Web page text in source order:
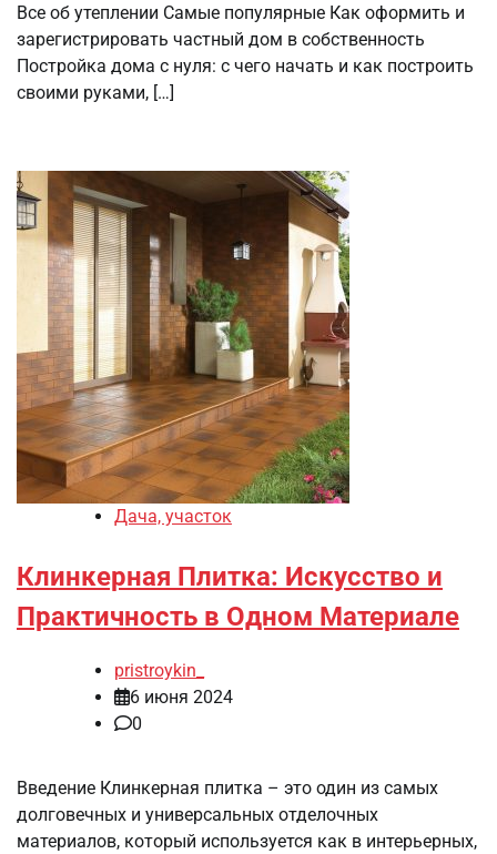
Все об утеплении Самые популярные Как оформить и
зарегистрировать частный дом в собственность
Постройка дома с нуля: с чего начать и как построить
своими руками, […]
Дача, участок
Клинкерная Плитка: Искусство и
Практичность в Одном Материале
pristroykin_
6 июня 2024
0
Введение Клинкерная плитка – это один из самых
долговечных и универсальных отделочных
материалов, который используется как в интерьерных,